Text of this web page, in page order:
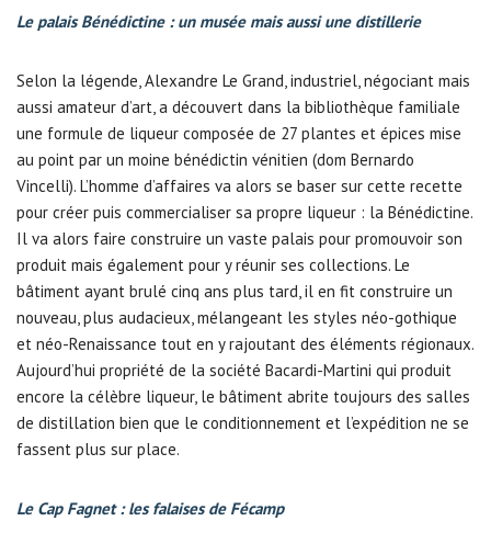
Le palais Bénédictine : un musée mais aussi une distillerie
Selon la légende, Alexandre Le Grand, industriel, négociant mais
aussi amateur d’art, a découvert dans la bibliothèque familiale
une formule de liqueur composée de 27 plantes et épices mise
au point par un moine bénédictin vénitien (dom Bernardo
Vincelli). L’homme d’affaires va alors se baser sur cette recette
pour créer puis commercialiser sa propre liqueur : la Bénédictine.
Il va alors faire construire un vaste palais pour promouvoir son
produit mais également pour y réunir ses collections. Le
bâtiment ayant brulé cinq ans plus tard, il en fit construire un
nouveau, plus audacieux, mélangeant les styles néo-gothique
et néo-Renaissance tout en y rajoutant des éléments régionaux.
Aujourd’hui propriété de la société Bacardi-Martini qui produit
encore la célèbre liqueur, le bâtiment abrite toujours des salles
de distillation bien que le conditionnement et l’expédition ne se
fassent plus sur place.
Le Cap Fagnet : les falaises de Fécamp